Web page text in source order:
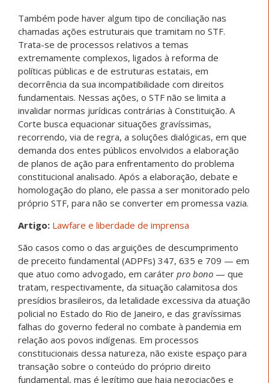
Também pode haver algum tipo de conciliação nas
chamadas ações estruturais que tramitam no STF.
Trata-se de processos relativos a temas
extremamente complexos, ligados à reforma de
políticas públicas e de estruturas estatais, em
decorrência da sua incompatibilidade com direitos
fundamentais. Nessas ações, o STF não se limita a
invalidar normas jurídicas contrárias à Constituição. A
Corte busca equacionar situações gravíssimas,
recorrendo, via de regra, a soluções dialógicas, em que
demanda dos entes públicos envolvidos a elaboração
de planos de ação para enfrentamento do problema
constitucional analisado. Após a elaboração, debate e
homologação do plano, ele passa a ser monitorado pelo
próprio STF, para não se converter em promessa vazia.
Artigo: Lawfare e liberdade de imprensa
São casos como o das arguições de descumprimento
de preceito fundamental (ADPFs) 347, 635 e 709 — em
que atuo como advogado, em caráter pro bono — que
tratam, respectivamente, da situação calamitosa dos
presídios brasileiros, da letalidade excessiva da atuação
policial no Estado do Rio de Janeiro, e das gravíssimas
falhas do governo federal no combate à pandemia em
relação aos povos indígenas. Em processos
constitucionais dessa natureza, não existe espaço para
transação sobre o conteúdo do próprio direito
fundamental, mas é legítimo que haja negociações e